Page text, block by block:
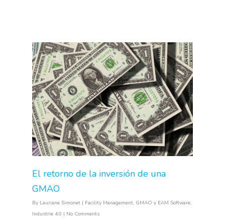
El retorno de la inversión de una
GMAO
By Lauriane Simonet | Facility Management, GMAO y EAM Software,
Industrie 4.0 | No Comments